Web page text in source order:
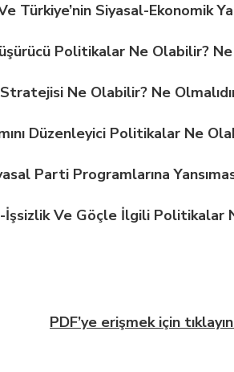
Türkiye’nin Siyasal-Ekonomik
Politikalar Ne Olabilir? Ne
Ne Olabilir? Ne
Düzenleyici Politikalar Ne
Parti Programlarına
İşsizlik Ve Göçle İlgili Politikalar
PDF’ye erişmek için